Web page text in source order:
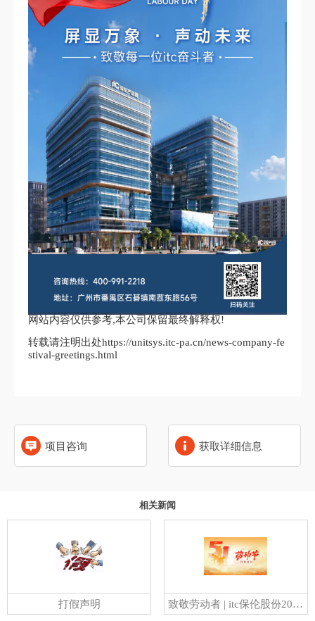
网站内容仅供参考,本公司保留最终解释权!
转载请注明出处https://unitsys.itc-pa.cn/news-company-fe
stival-greetings.html
项目咨询 获取详细信息
相关新闻
打假声明 致敬劳动者 | itc保伦股份2026年五一劳动节放假安排，请查收！